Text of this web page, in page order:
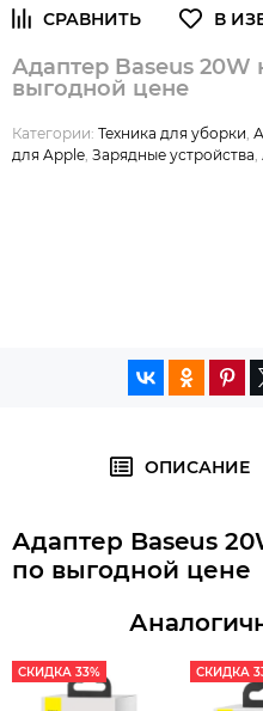
Адаптер Baseus
выгодной цене
Категории: Техника для уборки
для Apple Зарядные устройства
ОПИСАНИЕ
Адаптер Baseus
по выгодной цене
СКИДКА 33% СКИДКА